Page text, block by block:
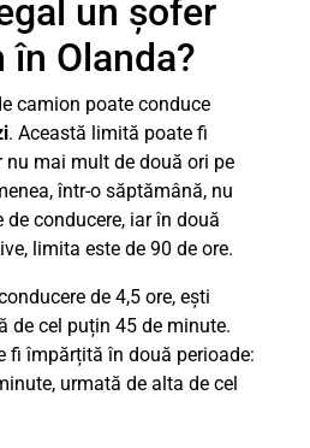
un șofer
Olanda?
camion poate conduce
. Această limită poate fi
nu mai mult de două ori pe
într-o săptămână, nu
de conducere, iar în două
limita este de 90 de ore.
de 4,5 ore, ești
de cel puțin 45 de minute.
fi împărțită în două perioade:
urmată de alta de cel